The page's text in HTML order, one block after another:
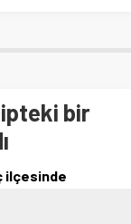
bir
ilçesinde